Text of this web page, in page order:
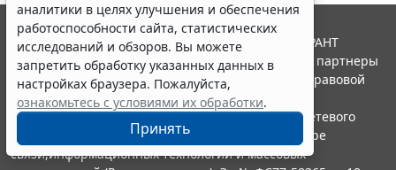
аналитики в целях улучшения и обеспечения
работоспособности сайта, статистических
исследований и обзоров. Вы можете
запретить обработку указанных данных в
настройках браузера. Пожалуйста,
ознакомьтесь с условиями их обработки.
Принять
© ООО "НПП "ГАРАНТ-СЕРВИС", 2026. Система ГАРАНТ
выпускается с 1990 года. Компания "Гарант" и ее партнеры
являются участниками Российской ассоциации правовой
информации ГАРАНТ.
Портал ГАРАНТ.РУ зарегистрирован в качестве сетевого
издания Федеральной службой по надзору в сфере
связи,информационных технологий и массовых